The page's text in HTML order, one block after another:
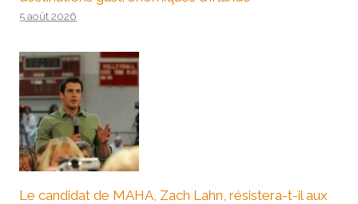
5 août 2026
Le candidat de MAHA, Zach Lahn, résistera-t-il aux